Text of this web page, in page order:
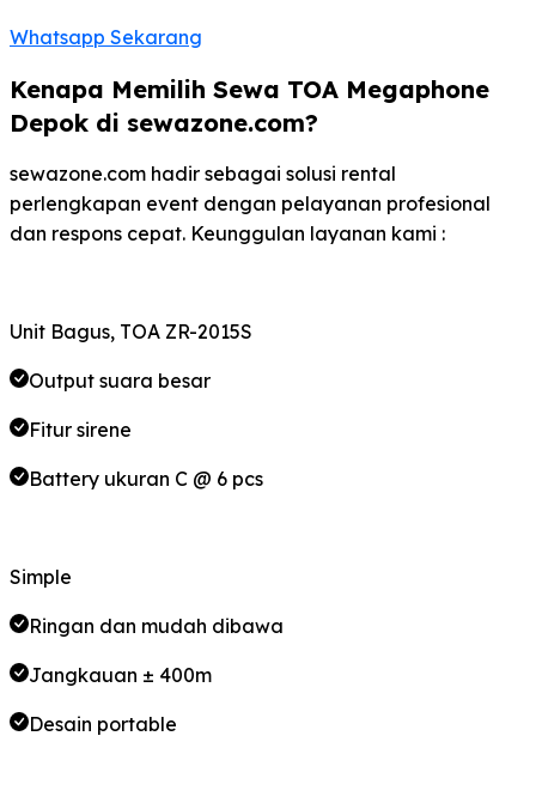
Whatsapp Sekarang
Kenapa Memilih Sewa TOA Megaphone
Depok di sewazone.com?
sewazone.com hadir sebagai solusi rental
perlengkapan event dengan pelayanan profesional
dan respons cepat. Keunggulan layanan kami :
Unit Bagus, TOA ZR-2015S
Output suara besar
Fitur sirene
Battery ukuran C @ 6 pcs
Simple
Ringan dan mudah dibawa
Jangkauan ± 400m
Desain portable